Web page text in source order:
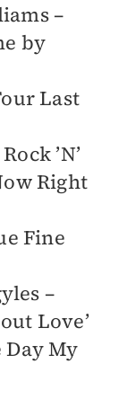
–
by
Last
’N’
Right
Fine
–
Love’
Day My